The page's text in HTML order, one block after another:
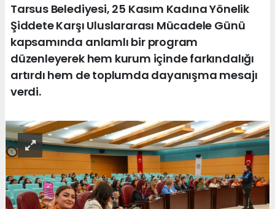
Tarsus Belediyesi, 25 Kasım Kadına Yönelik
Şiddete Karşı Uluslararası Mücadele Günü
kapsamında anlamlı bir program
düzenleyerek hem kurum içinde farkındalığı
artırdı hem de toplumda dayanışma mesajı
verdi.